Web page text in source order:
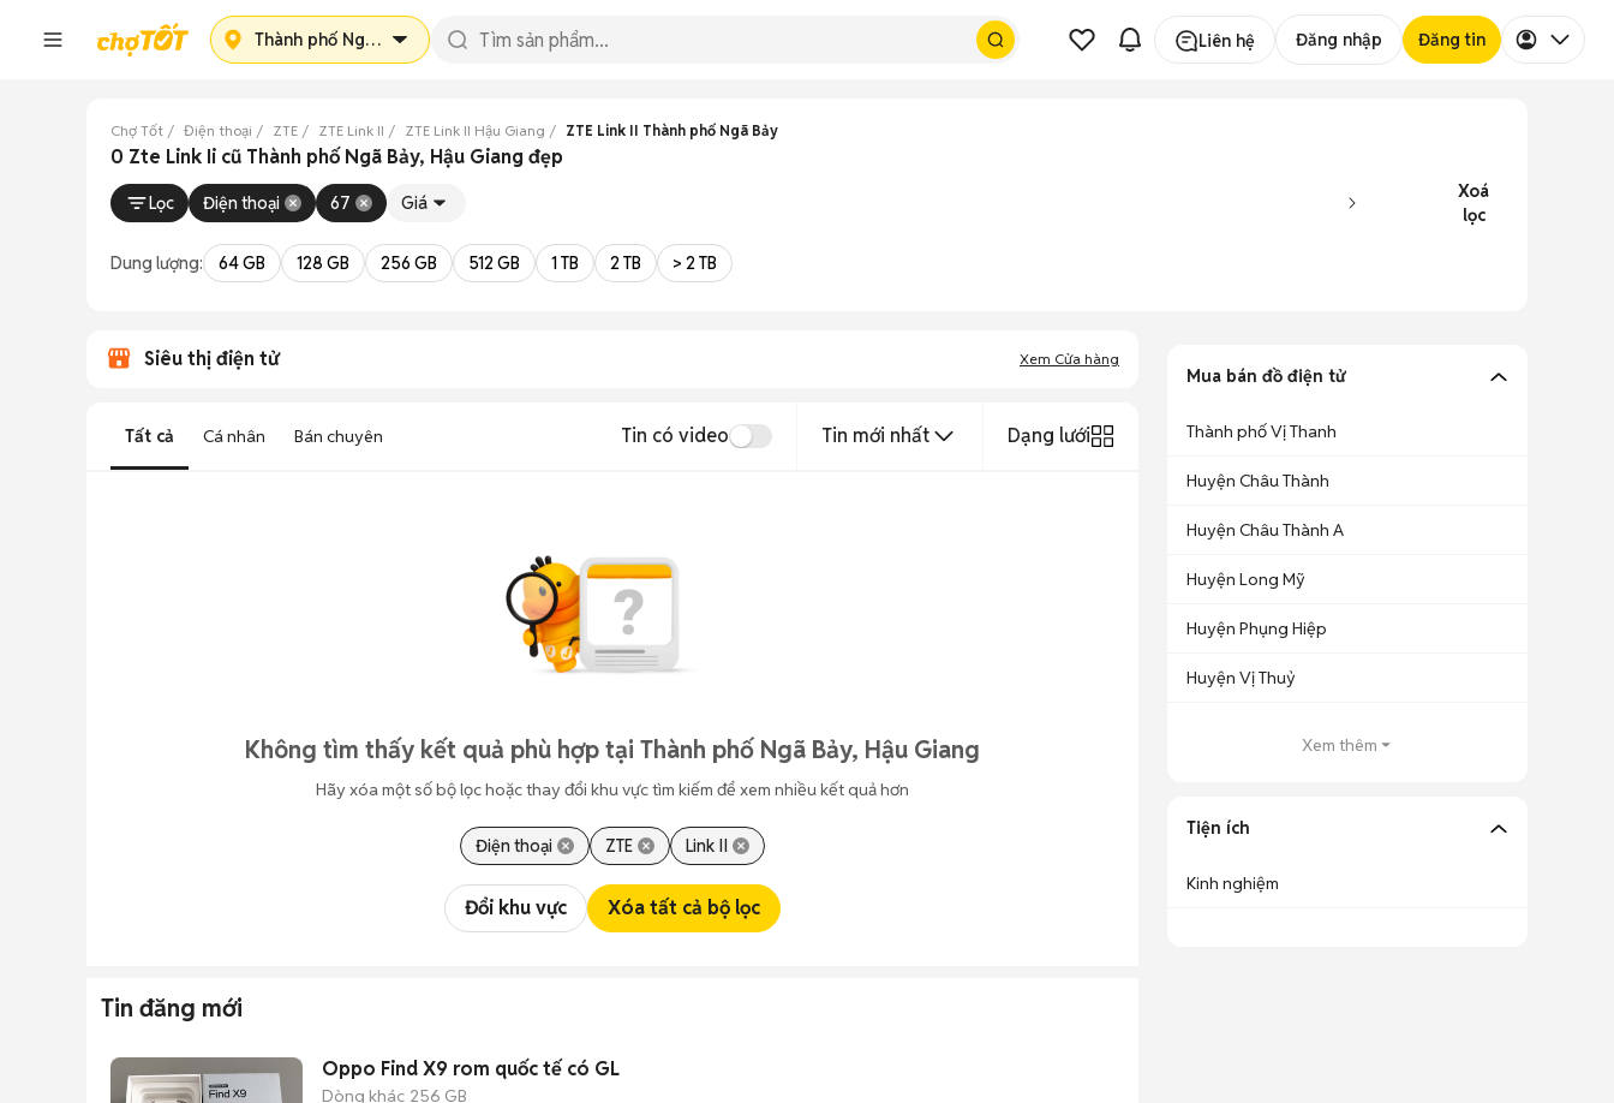
Thành phố Ngã Bảy Liên hệ Đăng nhập Đăng tin
Chợ Tốt Điện thoại ZTE ZTE Link II ZTE Link II Hậu Giang ZTE Link II Thành phố Ngã Bảy
0 Zte Link Ii cũ Thành phố Ngã Bảy, Hậu Giang đẹp
Lọc Điện thoại 67 Giá
Xoá
lọc
Dung lượng: 64 GB 128 GB 256 GB 512 GB 1 TB 2 TB > 2 TB
Siêu thị điện tử Xem Cửa hàng
Tất cả Cá nhân Bán chuyên Tin có video Tin mới nhất Dạng lưới
Không tìm thấy kết quả phù hợp tại Thành phố Ngã Bảy, Hậu Giang
Hãy xóa một số bộ lọc hoặc thay đổi khu vực tìm kiếm để xem nhiều kết quả hơn
Điện thoại ZTE Link II
Đổi khu vực Xóa tất cả bộ lọc
Tin đăng mới
Oppo Find X9 rom quốc tế có GL
Dòng khác 256 GB
Mua bán đồ điện tử
Thành phố Vị Thanh
Huyện Châu Thành
Huyện Châu Thành A
Huyện Long Mỹ
Huyện Phụng Hiệp
Huyện Vị Thuỷ
Xem thêm
Tiện ích
Kinh nghiệm